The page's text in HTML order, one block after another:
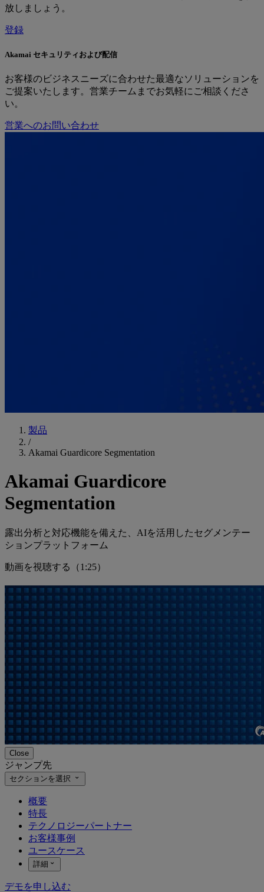
放しましょう。
登録
Akamai セキュリティおよび配信
お客様のビジネスニーズに合わせた最適なソリューションを
ご提案いたします。営業チームまでお気軽にご相談くださ
い。
営業へのお問い合わせ
製品
/
Akamai Guardicore Segmentation
Akamai Guardicore
Segmentation
露出分析と対応機能を備えた、AIを活用したセグメンテー
ションプラットフォーム
動画を視聴する（1:25）
Close
ジャンプ先
セクションを選択
概要
特長
テクノロジーパートナー
お客様事例
ユースケース
詳細
デモを申し込む